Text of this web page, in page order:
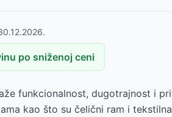
po sniženoj ceni
funkcionalnost, dugotrajnost i
kao što su čelični ram i